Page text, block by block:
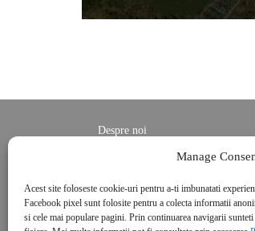
Manage
Acest site foloseste cookie-uri pentru a-ti imbunatati
Facebook pixel sunt folosite pentru a colecta informatii
si cele mai populare pagini. Prin continuarea navigarii
Despre noi
Politica de cookies